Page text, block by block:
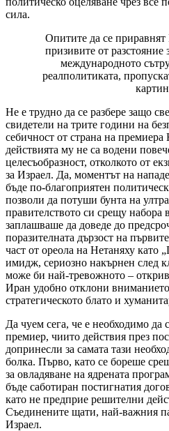
сила.
Опитите да се
призивите от
международното
реалполитиката,
Не е трудно да се разбере защо
свидетели на трите години на
себичност от страна на премиера
действията му не са водени
целесъобразност, отколкото от
за Израел. Да, моментът на
бъде по-благоприятен
позволи да потуши бунта на
правителството си срещу набора
заплашваше да доведе до
поразителната дързост на
част от ореола на Нетаняху като
имидж, сериозно накърнен след
може би най-тревожното –
Иран удобно отклони
стратегическото блато и
Да чуем сега, че е необходимо да
премиер, чиито действия през
допринесли за самата тази
болка. Първо, като се бореше
за овладяване на ядрената
бъде саботиран постигнатия
като не предприе решителни
Съединените щати, най-важния
Израел.